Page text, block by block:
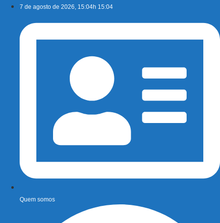
conteúdo
7 de agosto de 2026, 15:04h 15:04
Quem somos